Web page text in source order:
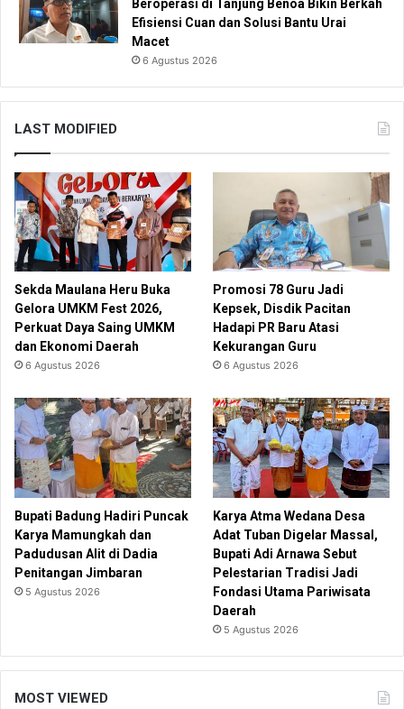
Beroperasi di Tanjung Benoa Bikin Berkah
Efisiensi Cuan dan Solusi Bantu Urai
Macet
6 Agustus 2026
LAST MODIFIED
Sekda Maulana Heru Buka
Gelora UMKM Fest 2026,
Perkuat Daya Saing UMKM
dan Ekonomi Daerah
6 Agustus 2026
Promosi 78 Guru Jadi
Kepsek, Disdik Pacitan
Hadapi PR Baru Atasi
Kekurangan Guru
6 Agustus 2026
Bupati Badung Hadiri Puncak
Karya Mamungkah dan
Padudusan Alit di Dadia
Penitangan Jimbaran
5 Agustus 2026
Karya Atma Wedana Desa
Adat Tuban Digelar Massal,
Bupati Adi Arnawa Sebut
Pelestarian Tradisi Jadi
Fondasi Utama Pariwisata
Daerah
5 Agustus 2026
MOST VIEWED